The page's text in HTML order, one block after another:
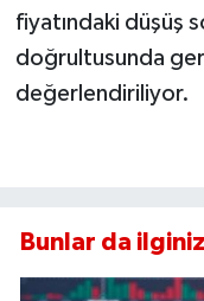
fiyatındaki düşüş
doğrultusunda
değerlendiriliyor.
Bunlar da